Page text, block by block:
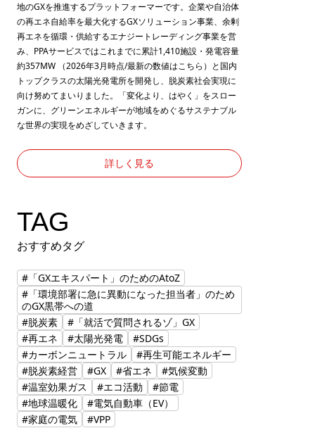
地のGXを推進するプラットフォーマーです。企業や自治体
の再エネ自給率を最大化するGXソリューション事業、余剰
再エネを循環・供給するエナジートレーディング事業を営
み、PPAサービスではこれまでに累計1,410施設・発電容量
約357MW （2026年3月時点/最新の数値はこちら ）と国内
トップクラスの太陽光発電所を開発し、脱炭素社会実現に
向け努めてまいりました。「変化より、はやく」をスロー
ガンに、グリーンエネルギーが地域をめぐるサステナブル
な世界の実現をめざしていきます。
詳しく見る
TAG
おすすめタグ
#「GXエキスパート」のためのAtoZ
#「環境部署に急に異動になった担当者」のため
のGX黒帯への道
#脱炭素
#「就活で質問されるゾ」GX
#再エネ
#太陽光発電
#SDGs
#カーボンニュートラル
#再生可能エネルギー
#脱炭素経営
#GX #省エネ
#気候変動
#温室効果ガス
#エコ活動
#節電
#地球温暖化
#電気自動車（EV）
#家庭の電気
#VPP